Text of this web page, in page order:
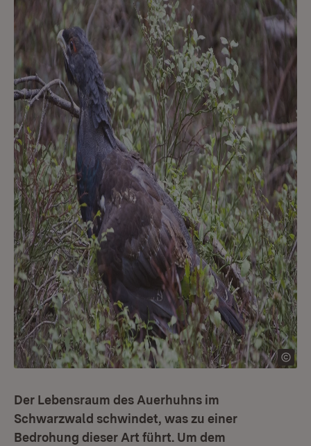
Der Lebensraum des Auerhuhns im
Schwarzwald schwindet, was zu einer
Bedrohung dieser Art führt. Um dem